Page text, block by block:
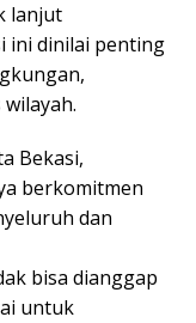
lanjut
ini dinilai penting
Bekasi,
berkomitmen
dan
bisa dianggap
untuk